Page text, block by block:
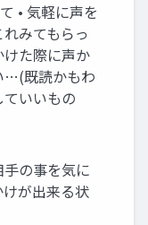
• 気軽に声を
みてもらっ
た際に声か
…(既読かもわ
いいもの
の事を気に
が出来る状